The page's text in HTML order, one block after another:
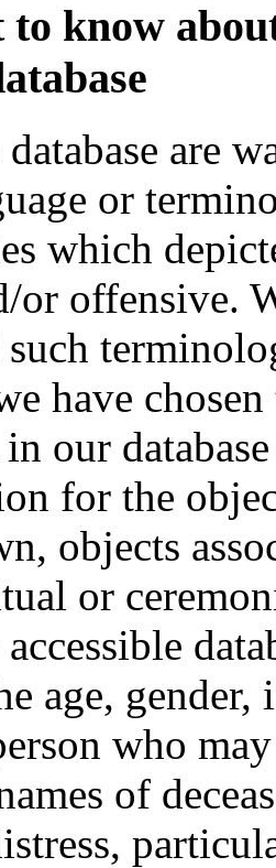
know
are
or
which
or offensive.
have
our
for the
objects
or
age,
who
of